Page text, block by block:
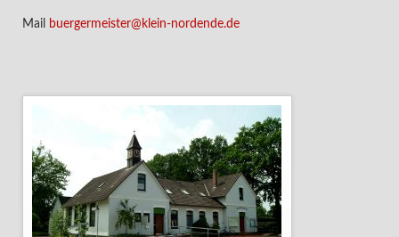
Mail buergermeister@klein-nordende.de